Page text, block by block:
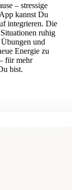
– stressige
kannst Du
integrieren. Die
ruhig
und
Energie zu
für mehr
bist.